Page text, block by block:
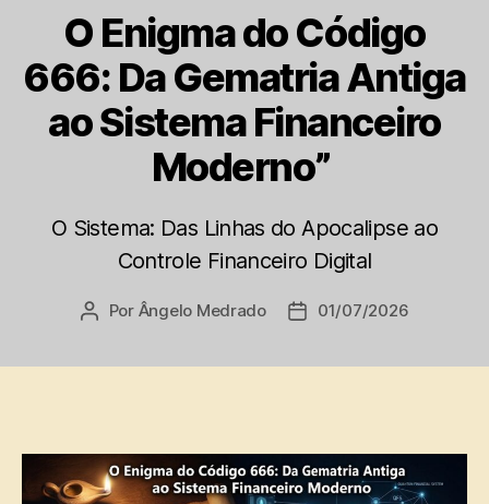
O Enigma do Código
666: Da Gematria Antiga
ao Sistema Financeiro
Moderno”
O Sistema: Das Linhas do Apocalipse ao
Controle Financeiro Digital
Autor
Por Ângelo Medrado
Data01/07/2026